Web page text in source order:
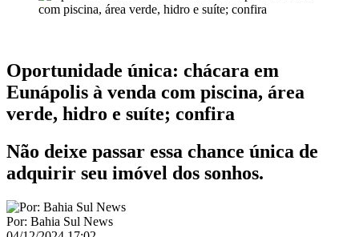
Oportunidade única: chácara em
Eunápolis à venda com piscina, área
verde, hidro e suíte; confira
Não deixe passar essa chance única de
adquirir seu imóvel dos sonhos.
Por: Bahia Sul News